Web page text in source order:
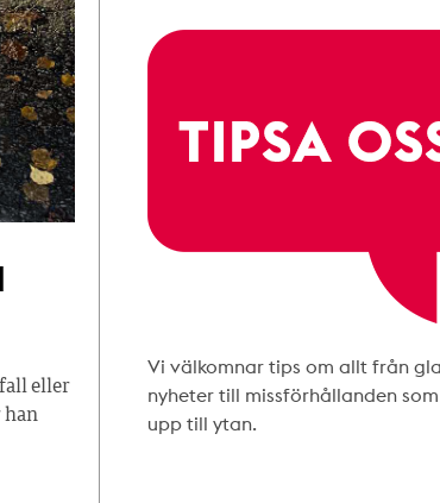
eller
han
Vi välkomnar tips om allt från
nyheter till missförhållanden
upp till ytan.